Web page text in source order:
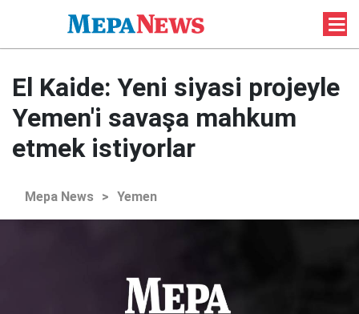
El Kaide: Yeni siyasi projeyle
Yemen'i savaşa mahkum
etmek istiyorlar
Mepa News > Yemen